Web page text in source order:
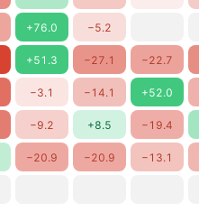
+76.0 −5.2
+51.3 −27.1 −22.7
−3.1 −14.1 +52.0
−9.2 +8.5 −19.4
−20.9 −20.9 −13.1